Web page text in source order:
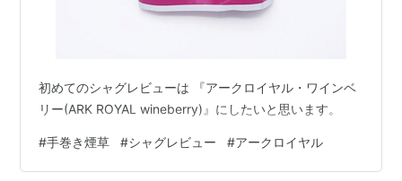
初めてのシャグレビューは 『アークロイヤル・ワインベ
リー(ARK ROYAL wineberry)』にしたいと思います。
#手巻き煙草 #シャグレビュー #アークロイヤル